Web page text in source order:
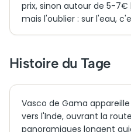
prix, sinon autour de 5-7€
mais l'oublier : sur l'eau,
Histoire du Tage
Vasco de Gama
vers l'Inde, ouvrant la
panoramiques longent